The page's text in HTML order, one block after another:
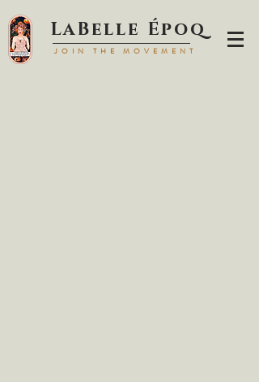
LaBelle Époq
JOIN TH E MOVEMENT